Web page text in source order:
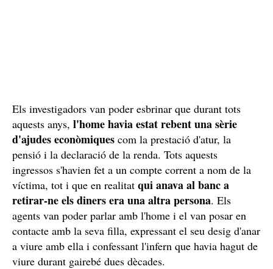
Els investigadors van poder esbrinar que durant tots
aquests anys, l'home havia estat rebent una sèrie
d'ajudes econòmiques com la prestació d'atur, la
pensió i la declaració de la renda. Tots aquests
ingressos s'havien fet a un compte corrent a nom de la
víctima, tot i que en realitat qui anava al banc a
retirar-ne els diners era una altra persona. Els
agents van poder parlar amb l'home i el van posar en
contacte amb la seva filla, expressant el seu desig d'anar
a viure amb ella i confessant l'infern que havia hagut de
viure durant gairebé dues dècades.